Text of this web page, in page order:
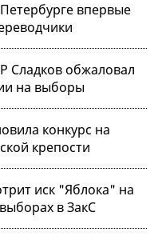
впервые
Сладков обжаловал
на выборы
конкурс на
крепости
иск "Яблока" на
в ЗакС